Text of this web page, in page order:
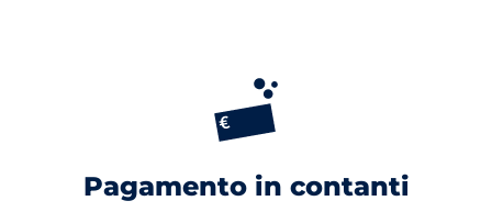
Pagamento in contanti